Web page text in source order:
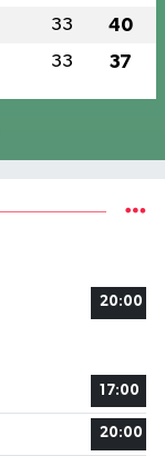
33 40
33 37
20:00
17:00
20:00